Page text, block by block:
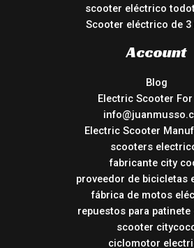
scooter eléctrico
Scooter eléctrico de 3
Account
Blog
Electric Scooter For
Electric Scooter
scooters
fabricante city
proveedor de bicicletas
fábrica de motos
repuestos para
scooter
ciclomotor